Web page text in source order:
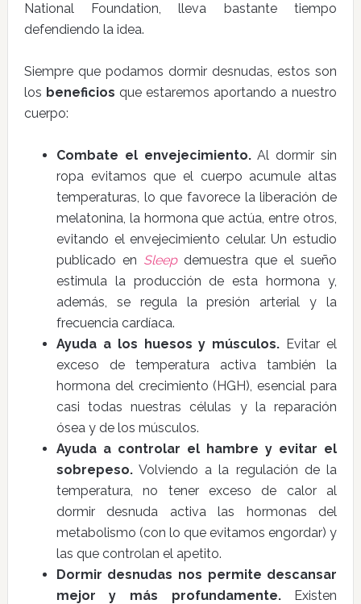
National Foundation, lleva bastante tiempo
defendiendo la idea.
Siempre que podamos dormir desnudas, estos son
los beneficios que estaremos aportando a nuestro
cuerpo:
Combate el envejecimiento.Al dormir sin
ropa evitamos que el cuerpo acumule altas
temperaturas, lo que favorece la liberación de
melatonina, la hormona que actúa, entre otros,
evitando el envejecimiento celular. Un estudio
publicado en Sleepdemuestra que el sueño
estimula la producción de esta hormona y,
además, se regula la presión arterial y la
frecuencia cardíaca.
Ayuda a los huesos y músculos. Evitar el
exceso de temperatura activa también la
hormona del crecimiento (HGH), esencial para
casi todas nuestras células y la reparación
ósea y de los músculos.
Ayuda a controlar el hambre y evitar el
sobrepeso.Volviendo a la regulación de la
temperatura, no tener exceso de calor al
dormir desnuda activa las hormonas del
metabolismo (con lo que evitamos engordar) y
las que controlan el apetito.
Dormir desnudas nos permite descansar
mejor y más profundamente.Existen